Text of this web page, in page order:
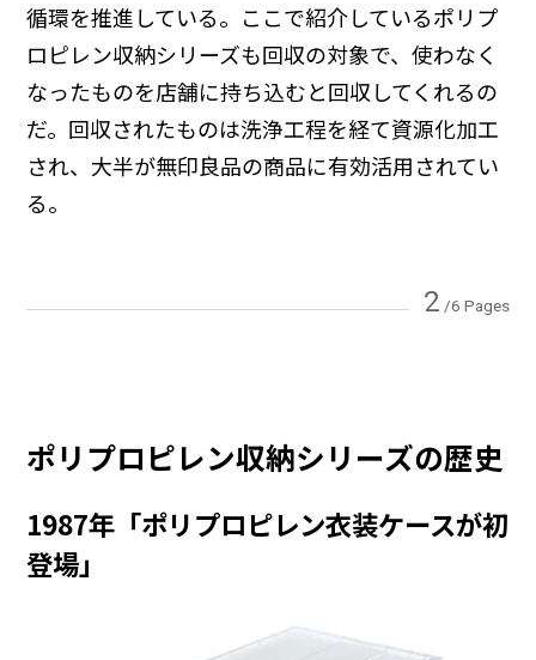
循環を推進している。ここで紹介しているポリプ
ロピレン収納シリーズも回収の対象で、使わなく
なったものを店舗に持ち込むと回収してくれるの
だ。回収されたものは洗浄工程を経て資源化加工
され、大半が無印良品の商品に有効活用されてい
る。
2 /6 Pages
ポリプロピレン収納シリーズの歴史
1987年「ポリプロピレン衣装ケースが初
登場」